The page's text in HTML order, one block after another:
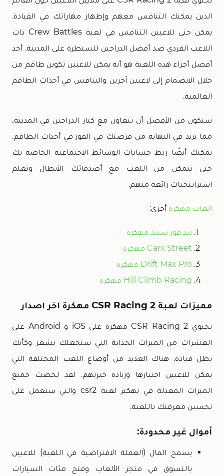
الذين يمكنك التنافس معهم وإظهار مهاراتك في القيادة.
يمكن حتى للاعبين التنافس في لعبة Crew Battles ذات
اللاعب الفردي ضد أفضل الدراجين للسيطرة على المدينة. أحد
أفضل أجزاء هذه اللعبة هو أنه يمكن للاعبين تكوين طاقم من
خلال الانضمام إلى لاعبين آخرين والتنافس في أحداث الطاقم
العالمية.
سيكون من الأفضل أن تتعاون مع كبار الدراجين في المدينة،
مما يزيد في النهاية من فرصتك في الفوز في أحداث الطاقم.
يمكنك أيضًا ربط حسابات الوسائط الاجتماعية الخاصة بك
حتى تتمكن من اللعب مع أصدقائك الأبطال وتعلم
استراتيجيات رائعة منهم.
العاب مهكرة أخرى:
نيد فور سبيد مهكرة
Carx Street مهكرة
Drift Max Pro مهكرة
Hill Climb Racing مهكرة
مميزات لعبة CSR Racing 2 مهكرة اخر اصدار
تحتوي CSR Racing 2 مهكرة على iOS و Android على
العشرات من الميزات الجذابة التي ستجعلك تشعر وكأنك
بطل قيادة. هناك العديد من أوضاع اللعب المختلفة التي
يمكن للاعبين اختيارها وزيادة خبرتهم. لقد لخصت جميع
الميزات المعدلة في تهكير لعبة csr2 والتي ستعمل على
تحسين معرفتك باللعبة.
أموال غير محدودة:
يسمح المال (العملة الافتراضية في اللعبة) للاعبين
بالتسوق في متجر الألعاب وفتح مئات السيارات